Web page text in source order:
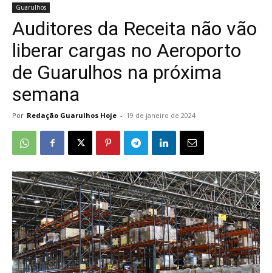
Guarulhos
Auditores da Receita não vão
liberar cargas no Aeroporto
de Guarulhos na próxima
semana
Por Redação Guarulhos Hoje - 19 de janeiro de 2024